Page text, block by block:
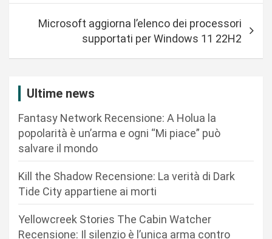
a
Microsoft aggiorna l’elenco dei processori
supportati per Windows 11 22H2
Ultime news
Fantasy Network Recensione: A Holua la
popolarità è un’arma e ogni “Mi piace” può
salvare il mondo
Kill the Shadow Recensione: La verità di Dark
Tide City appartiene ai morti
Yellowcreek Stories The Cabin Watcher
Recensione: Il silenzio è l’unica arma contro